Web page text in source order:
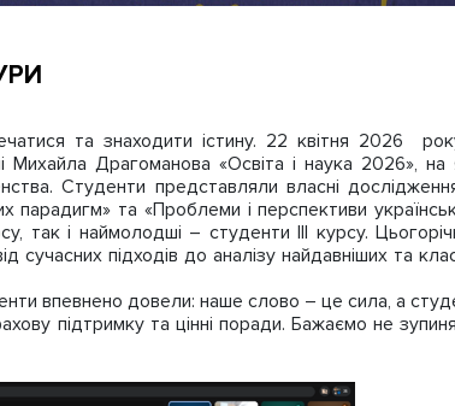
та знаходити істину. 22 квітня 2026
Михайла Драгоманова «Освіта і наука 2026»,
Студенти представляли власні
парадигм» та «Проблеми і перспективи
і наймолодші – студенти ІІІ курсу.
підходів до аналізу найдавніших та
впевнено довели: наше слово – це сила, а
підтримку та цінні поради. Бажаємо не